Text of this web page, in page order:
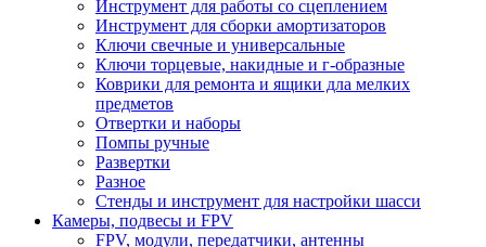
Инструмент для работы со сцеплением
Инструмент для сборки амортизаторов
Ключи свечные и универсальные
Ключи торцевые, накидные и г-образные
Коврики для ремонта и ящики дла мелких
предметов
Отвертки и наборы
Помпы ручные
Развертки
Разное
Стенды и инструмент для настройки шасси
Камеры, подвесы и FPV
FPV, модули, передатчики, антенны